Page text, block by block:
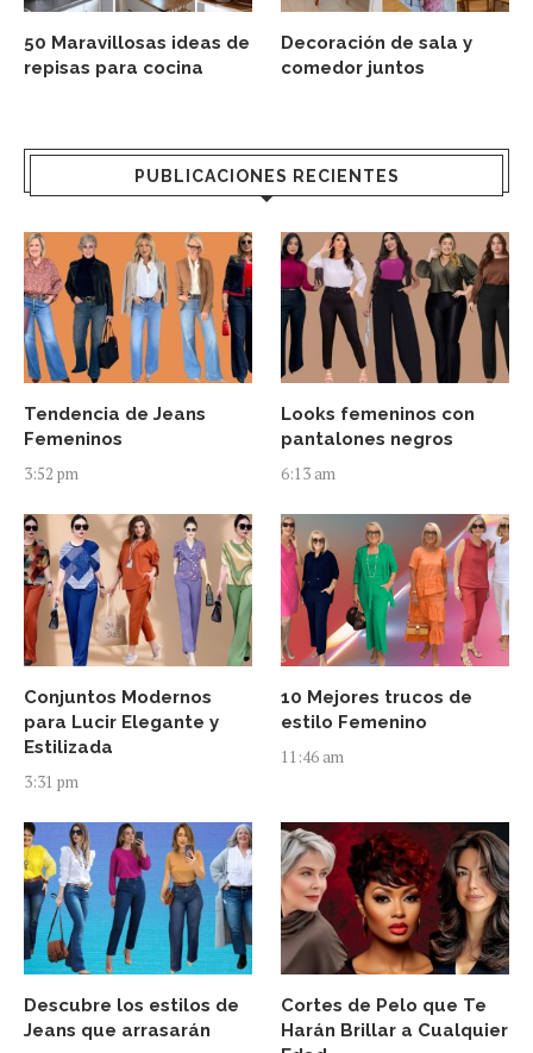
50 Maravillosas ideas de
repisas para cocina
Decoración de sala y
comedor juntos
PUBLICACIONES RECIENTES
Tendencia de Jeans
Femeninos
3:52 pm
Looks femeninos con
pantalones negros
6:13 am
Conjuntos Modernos
para Lucir Elegante y
Estilizada
3:31 pm
10 Mejores trucos de
estilo Femenino
11:46 am
Descubre los estilos de
Jeans que arrasarán
Cortes de Pelo que Te
Harán Brillar a Cualquier